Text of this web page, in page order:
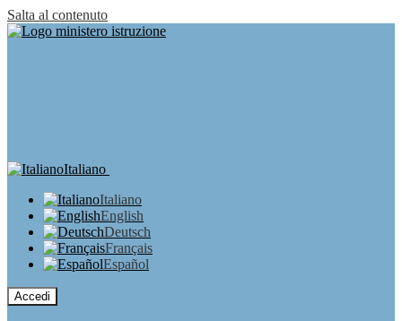
Salta al contenuto
Italiano
Italiano
English
Deutsch
Français
Español
Accedi